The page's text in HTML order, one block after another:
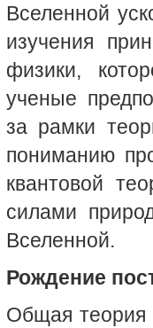
Вселенной
изучения
физики,
ученые
за рамки
пониманию
квантовой
силами
Вселенной.
Рождение
Общая теория